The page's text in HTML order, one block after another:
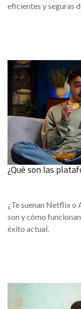
eficientes y seguras
¿Qué son las
¿Te suenan Netflix o
son y cómo
éxito actual.